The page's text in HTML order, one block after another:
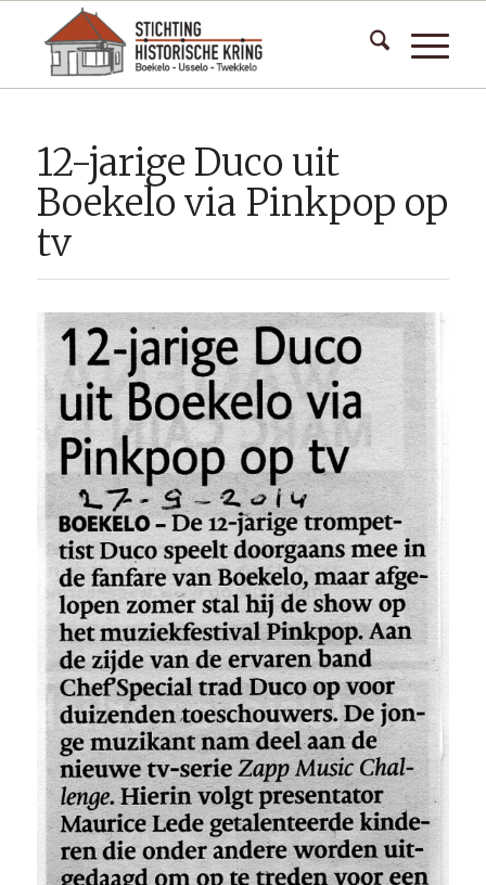
12-jarige Duco uit
Boekelo via Pinkpop op
tv